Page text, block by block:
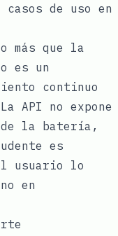
de uso en
más que la
es un
continuo
API no expone
de la batería,
es
usuario lo
en